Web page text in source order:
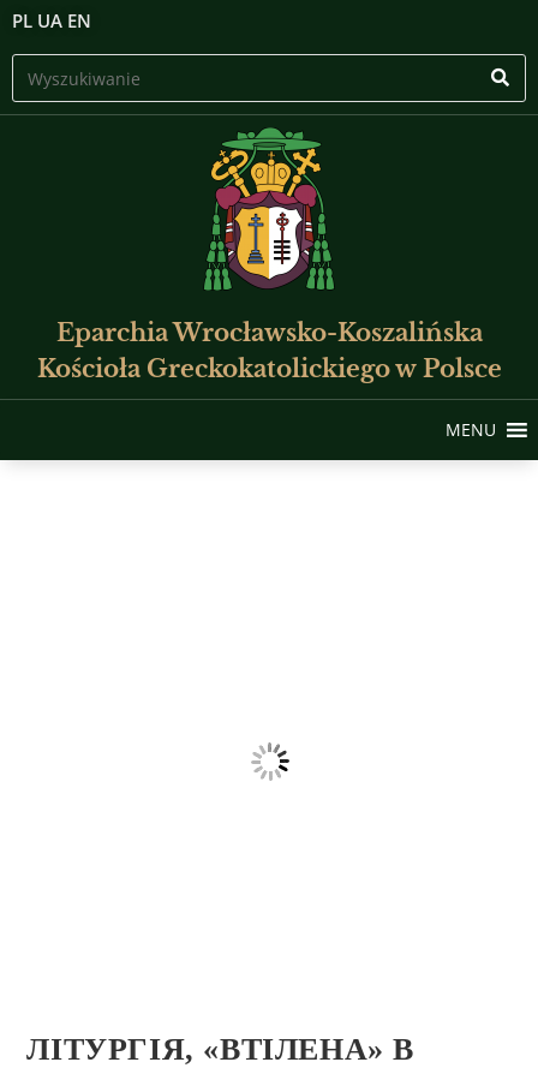
PL UA EN
Eparchia Wrocławsko-Koszalińska
Kościoła Greckokatolickiego w Polsce
MENU
ЛІТУРГІЯ, «ВТІЛЕНА» В